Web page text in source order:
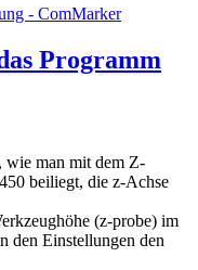
- ComMarker
Programm
wie man mit dem Z-
beiliegt, die z-Achse
(z-probe) im
den Einstellungen den